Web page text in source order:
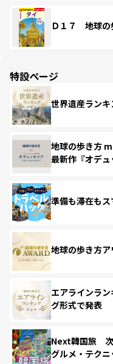
Ｄ１７ 地球
特設ページ
世界遺産ランキ
地球の歩き方
最新作『オデュ
準備も滞在も
地球の歩き方
エアラインラ
グ形式で発表
Next韓国旅 次
グルメ・テクニ